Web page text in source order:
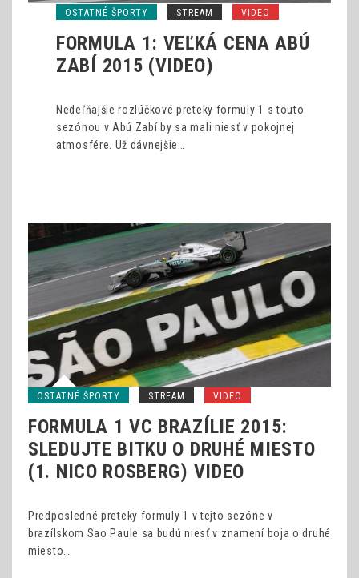
OSTATNÉ ŠPORTY STREAM VIDEO
FORMULA 1: VEĽKÁ CENA ABÚ
ZABÍ 2015 (VIDEO)
Nedeľňajšie rozlúčkové preteky formuly 1 s touto
sezónou v Abú Zabí by sa mali niesť v pokojnej
atmosfére. Už dávnejšie…
OSTATNÉ ŠPORTY STREAM VIDEO
FORMULA 1 VC BRAZÍLIE 2015:
SLEDUJTE BITKU O DRUHÉ MIESTO
(1. NICO ROSBERG) VIDEO
Predposledné preteky formuly 1 v tejto sezóne v
brazílskom Sao Paule sa budú niesť v znamení boja o druhé
miesto…